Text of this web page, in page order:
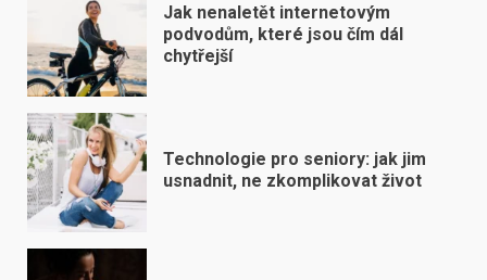
Jak nenaletět internetovým
podvodům, které jsou čím dál
chytřejší
Technologie pro seniory: jak jim
usnadnit, ne zkomplikovat život